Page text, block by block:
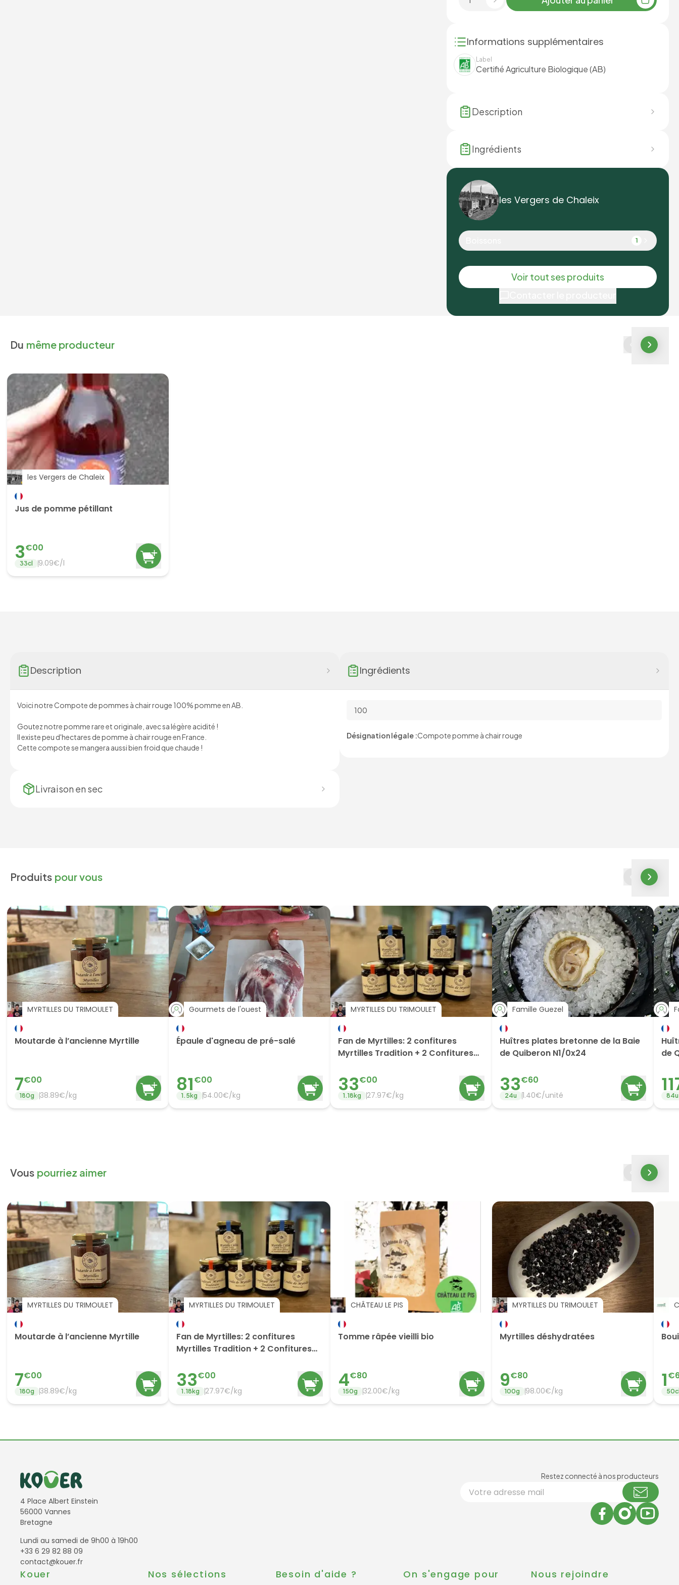
Informations supplémentaires
Label
Certifié Agriculture Biologique (AB)
Description
Ingrédients
les Vergers de Chaleix
1
Voir tout ses produits
Du même producteur
les Vergers de Chaleix
Jus de pomme pétillant
3€00
33cl 9.09€/l
Description
Voici notre Compote de pommes à chair rouge 100% pomme en AB.
Goutez notre pomme rare et originale, avec sa légère acidité !
Il existe peu d'hectares de pomme à chair rouge en France.
Cette compote se mangera aussi bien froid que chaude !
Livraison en sec
Ingrédients
100
Désignation légale :Compote pomme à chair rouge
Produits pour vous
MYRTILLES DU TRIMOULET
Moutarde à l’ancienne Myrtille
7€00
180g 38.89€/kg
Gourmets de l'ouest
Épaule d'agneau de pré-salé
81€00
1.5kg 54.00€/kg
MYRTILLES DU TRIMOULET
Fan de Myrtilles: 2 confitures
Myrtilles Tradition + 2 Confitures
33€00
1.18kg 27.97€/kg
Famille Guezel
Huîtres plates bretonne de la Baie
de Quiberon N1/0x24
33€60
24u 1.40€/unité
de
84u
Vous pourriez aimer
MYRTILLES DU TRIMOULET
Moutarde à l’ancienne Myrtille
7€00
180g 38.89€/kg
MYRTILLES DU TRIMOULET
Fan de Myrtilles: 2 confitures
Myrtilles Tradition + 2 Confitures
33€00
1.18kg 27.97€/kg
CHÂTEAU LE PIS
Tomme râpée vieilli bio
4€80
150g 32.00€/kg
MYRTILLES DU TRIMOULET
Myrtilles déshydratées
9€80
100g 98.00€/kg 1€
50
Informations de contact
4 Place Albert Einstein
56000 Vannes
Bretagne
Lundi au samedi de 9h00 à 19h00
+33 6 29 82 88 09
contact@kouer.fr
Restez connecté à nos producteurs
Votre adresse email
Kouer Nos sélections Besoin d'aide ? On s'engage pour Nous rejoindre